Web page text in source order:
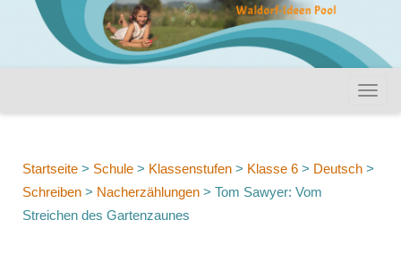
Startseite > Schule > Klassenstufen > Klasse 6 > Deutsch >
Schreiben > Nacherzählungen > Tom Sawyer: Vom
Streichen des Gartenzaunes